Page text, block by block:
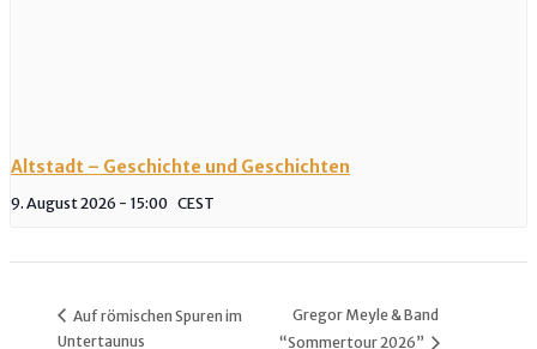
Altstadt – Geschichte und Geschichten
9. August 2026 - 15:00 CEST
Auf römischen Spuren im
Untertaunus
Gregor Meyle & Band
“Sommertour 2026”